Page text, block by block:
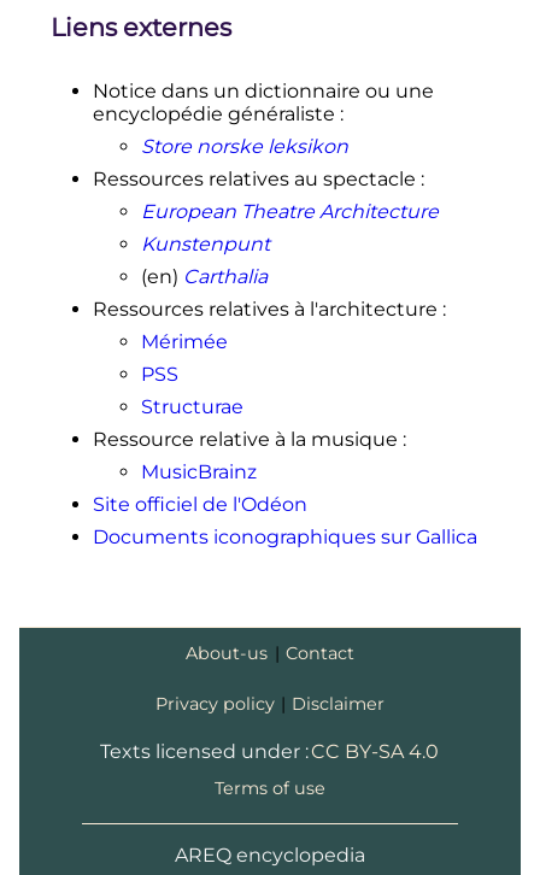
du 21 octobre 1968 modifié portant
l'Odéon
Légifrance
du 3 juin 1990
Romain Brunet,«
L'occupation du
théâtre de l’Odéon, un combat
d'artistes "pour faire converger les
luttes" », sur France 24,14 mars 2021
(consulté le
.
Décret n° 2002-108 du 24 janvier
2002 modifiant le décret n° 68-905
du 21 octobre 1968 portant statut du
Légifrance, jorf n°22 du 26 janvier
2002
Liens externes
Notice dans un dictionnaire ou une
encyclopédie généraliste :
Store norske leksikon
Ressources relatives au spectacle :
European Theatre Architecture
Kunstenpunt
(en) Carthalia
Ressources relatives à l'architecture :
Mérimée
PSS
Structurae
Ressource relative à la musique :
MusicBrainz
Site officiel de l'Odéon
Documents iconographiques sur Gallica
About-us | Contact
Privacy policy | Disclaimer
Texts licensed under :CC BY-SA 4.0
Terms of use
AREQ encyclopedia